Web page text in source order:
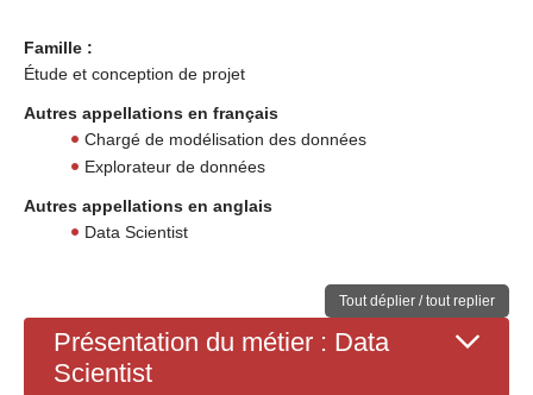
Famille :
Étude et conception de projet
Autres appellations en français
Chargé de modélisation des données
Explorateur de données
Autres appellations en anglais
Data Scientist
Tout déplier / tout replier
Présentation du métier : Data
Scientist